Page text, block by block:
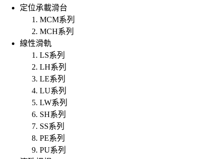
定位承載滑台
MCM系列
MCH系列
線性滑軌
LS系列
LH系列
LE系列
LU系列
LW系列
SH系列
SS系列
PE系列
PU系列